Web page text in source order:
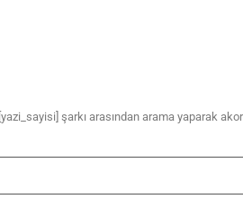
[yazi_sayisi] şarkı arasından arama yaparak